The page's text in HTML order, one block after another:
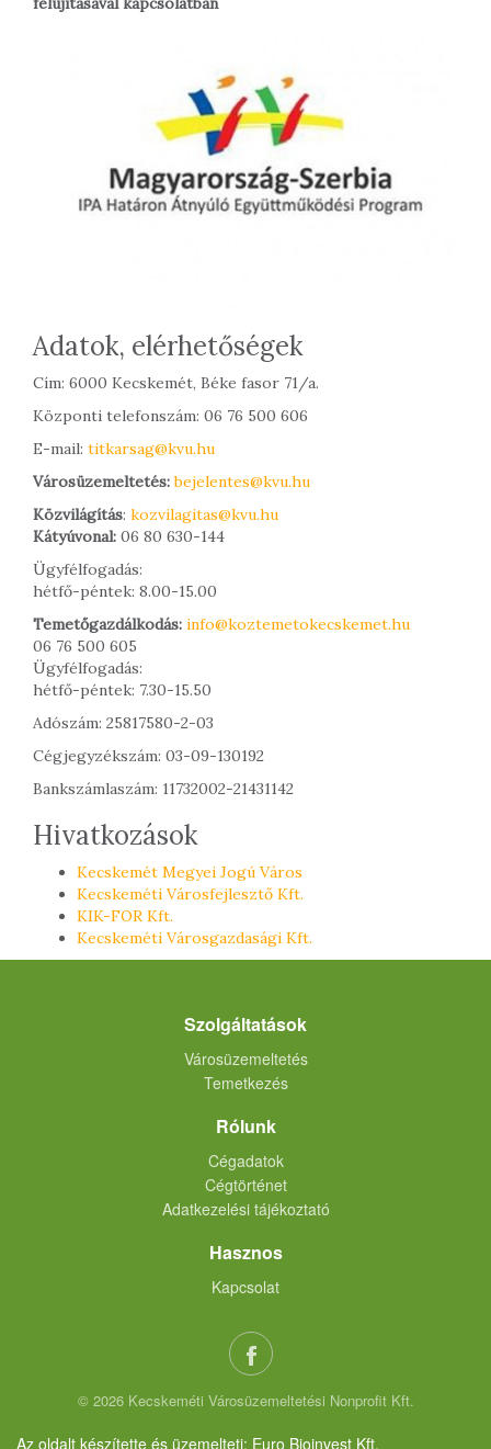
Adatok, elérhetőségek
Cím: 6000 Kecskemét, Béke fasor 71/a.
Központi telefonszám: 06 76 500 606
E-mail: titkarsag@kvu.hu
Városüzemeltetés:bejelentes@kvu.hu
Közvilágítás: kozvilagitas@kvu.hu
Kátyúvonal: 06 80 630-144
Ügyfélfogadás:
hétfő-péntek: 8.00-15.00
Temetőgazdálkodás: info@koztemetokecskemet.hu
06 76 500 605
Ügyfélfogadás:
hétfő-péntek: 7.30-15.50
Adószám: 25817580-2-03
Cégjegyzékszám: 03-09-130192
Bankszámlaszám: 11732002-21431142
Hivatkozások
Kecskemét Megyei Jogú Város
Kecskeméti Városfejlesztő Kft.
KIK-FOR Kft.
Kecskeméti Városgazdasági Kft.
Szolgáltatások
Városüzemeltetés
Temetkezés
Rólunk
Cégadatok
Cégtörténet
Adatkezelési tájékoztató
Hasznos
Kapcsolat
© 2026 Kecskeméti Városüzemeltetési Nonprofit Kft.
Az oldalt készítette és üzemelteti: Euro Bioinvest Kft.